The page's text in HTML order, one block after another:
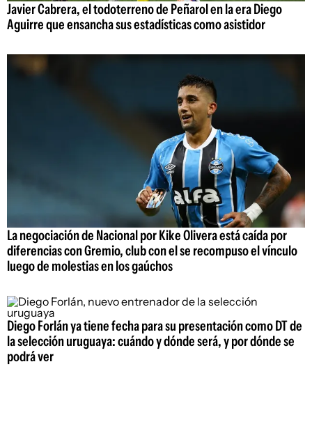
Javier Cabrera, el todoterreno de Peñarol en la era Diego
Aguirre que ensancha sus estadísticas como asistidor
La negociación de Nacional por Kike Olivera está caída por
diferencias con Gremio, club con el se recompuso el vínculo
luego de molestias en los gaúchos
Diego Forlán ya tiene fecha para su presentación como DT de
la selección uruguaya: cuándo y dónde será, y por dónde se
podrá ver